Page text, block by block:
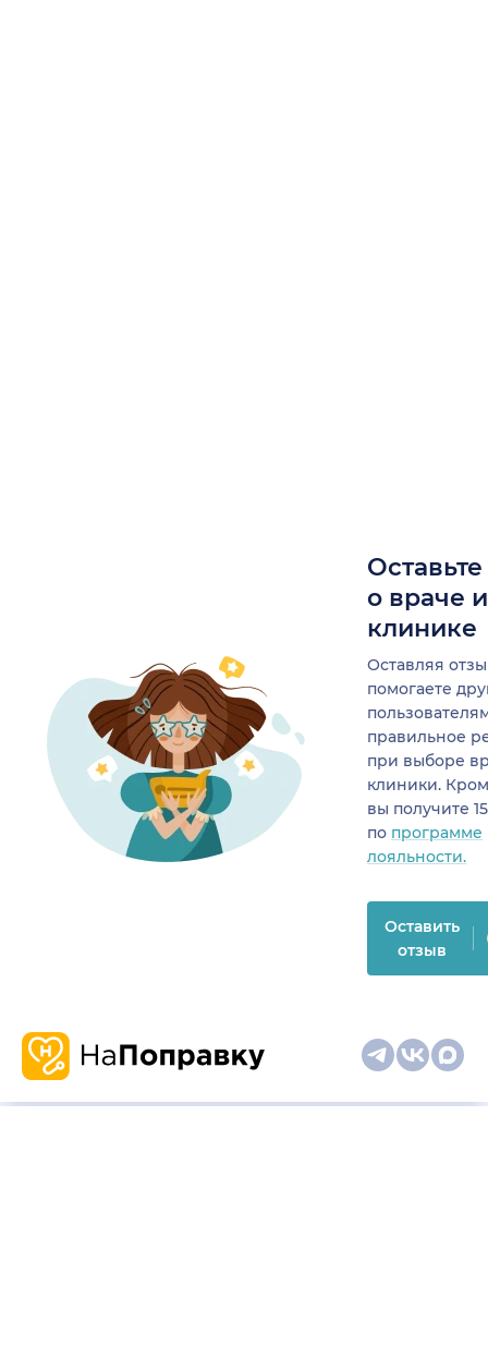
о враче
клинике
Оставляя
помогаете
правильное
при выборе
клиники.
вы получите
по программе
лояльности.
Оставить
отзыв